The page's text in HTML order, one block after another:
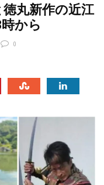
丸新作の近江
から
0